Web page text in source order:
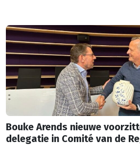
Bouke Arends nieuwe
delegatie in Comité van de